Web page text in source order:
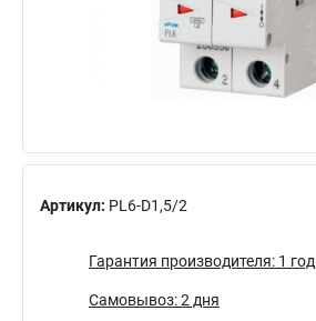
Артикул: PL6-D1,5/2
Гарантия производителя: 1 год
Самовывоз: 2 дня